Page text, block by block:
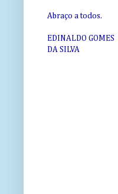
Abraço a todos.
EDINALDO GOMES
DA SILVA